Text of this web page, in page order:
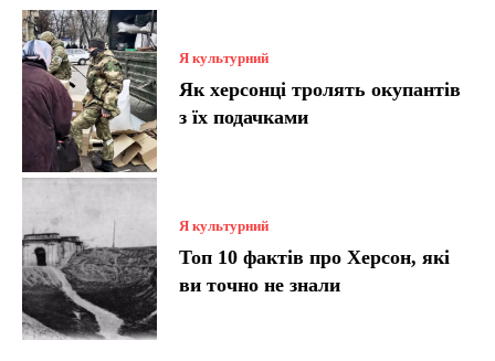
Я культурний
Як херсонці тролять окупантів
з їх подачками
Я культурний
Топ 10 фактів про Херсон, які
ви точно не знали